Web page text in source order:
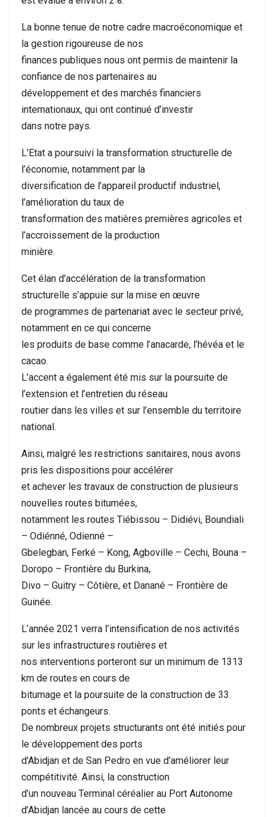
La bonne tenue de notre cadre macroéconomique et
la gestion rigoureuse de nos
finances publiques nous ont permis de maintenir la
confiance de nos partenaires au
développement et des marchés financiers
internationaux, qui ont continué d’investir
dans notre pays.
L’Etat a poursuivi la transformation structurelle de
l’économie, notamment par la
diversification de l’appareil productif industriel,
l’amélioration du taux de
transformation des matières premières agricoles et
l’accroissement de la production
minière.
Cet élan d’accélération de la transformation
structurelle s’appuie sur la mise en œuvre
de programmes de partenariat avec le secteur privé,
notamment en ce qui concerne
les produits de base comme l’anacarde, l’hévéa et le
cacao.
L’accent a également été mis sur la poursuite de
l’extension et l’entretien du réseau
routier dans les villes et sur l’ensemble du territoire
national.
Ainsi, malgré les restrictions sanitaires, nous avons
pris les dispositions pour accélérer
et achever les travaux de construction de plusieurs
nouvelles routes bitumées,
notamment les routes Tiébissou – Didiévi, Boundiali
– Odiénné, Odienné –
Gbelegban, Ferké – Kong, Agboville – Cechi, Bouna –
Doropo – Frontière du Burkina,
Divo – Guitry – Côtière, et Danané – Frontière de
Guinée.
L’année 2021 verra l’intensification de nos activités
sur les infrastructures routières et
nos interventions porteront sur un minimum de 1313
km de routes en cours de
bitumage et la poursuite de la construction de 33
ponts et échangeurs.
De nombreux projets structurants ont été initiés pour
le développement des ports
d’Abidjan et de San Pedro en vue d’améliorer leur
compétitivité. Ainsi, la construction
d’un nouveau Terminal céréalier au Port Autonome
d’Abidjan lancée au cours de cette